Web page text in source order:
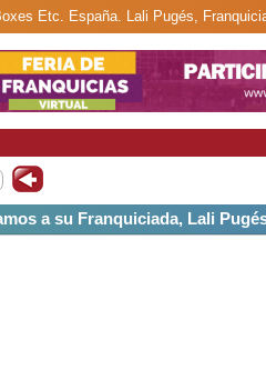
Etc. España. Lali Pugés,
a su Franquiciada, Lali